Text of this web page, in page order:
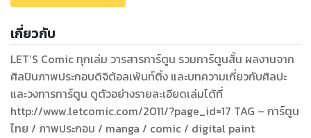
เกี่ยวกับ
LET’S Comic ทุกเล่ม วารสารการ์ตูน รวมการ์ตูนสั้น ผลงานจาก
ศิลปินภาพประกอบดิจิต้อลเพ้นท์ติ้ง และบทความเกี่ยวกับศิลปะ
และวงการการ์ตูน ดูตัวอย่างรายละเอียดเล่มได้ที่
http://www.letcomic.com/2011/?page_id=17 TAG – การ์ตูน
ไทย / ภาพประกอบ / manga / comic / digital paint